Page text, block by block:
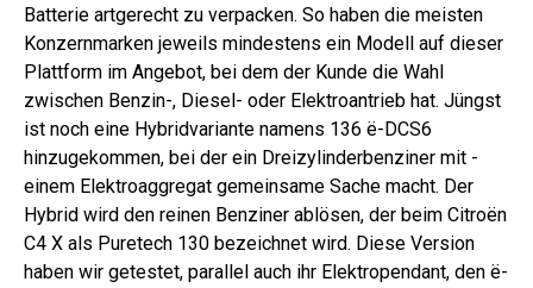
Batterie artgerecht zu verpacken. So haben die meisten
Konzernmarken jeweils mindestens ein Modell auf dieser
Plattform im Angebot, bei dem der Kunde die Wahl
zwischen Benzin-, Diesel- oder Elektroantrieb hat. Jüngst
ist noch eine Hybridvariante namens 136 ë-DCS6
hinzugekommen, bei der ein Dreizylinderbenziner mit ­
einem Elektroaggregat gemeinsame Sache macht. Der
Hybrid wird den reinen Benziner ablösen, der beim Citroën
C4 X als Puretech 130 bezeichnet wird. Diese Version
haben wir getestet, parallel auch ihr Elektropendant, den ë-